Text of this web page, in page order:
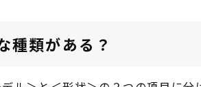
種類がある？